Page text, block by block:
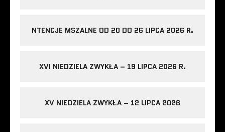
NTENCJE MSZALNE OD 20 DO 26 LIPCA 2026 R.
XVI NIEDZIELA ZWYKŁA – 19 LIPCA 2026 R.
XV NIEDZIELA ZWYKŁA – 12 LIPCA 2026